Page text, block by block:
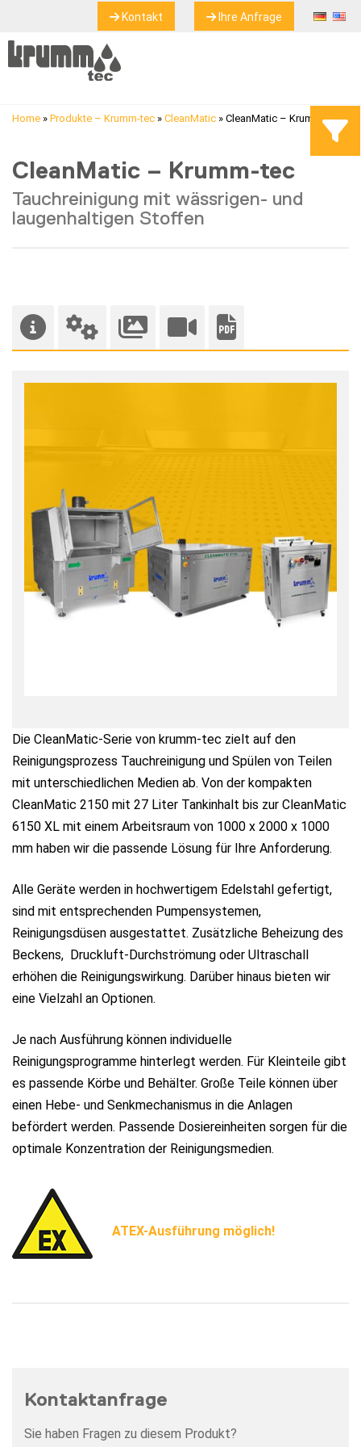
Kontakt Ihre Anfrage
Home » Produkte – Krumm-tec » CleanMatic » CleanMatic – Krumm-tec
CleanMatic – Krumm-tec
Tauchreinigung mit wässrigen- und
laugenhaltigen Stoffen
Die CleanMatic-Serie von krumm-tec zielt auf den
Reinigungsprozess Tauchreinigung und Spülen von Teilen
mit unterschiedlichen Medien ab. Von der kompakten
CleanMatic 2150 mit 27 Liter Tankinhalt bis zur CleanMatic
6150 XL mit einem Arbeitsraum von 1000 x 2000 x 1000
mm haben wir die passende Lösung für Ihre Anforderung.
Alle Geräte werden in hochwertigem Edelstahl gefertigt,
sind mit entsprechenden Pumpensystemen,
Reinigungsdüsen ausgestattet. Zusätzliche Beheizung des
Beckens, Druckluft-Durchströmung oder Ultraschall
erhöhen die Reinigungswirkung. Darüber hinaus bieten wir
eine Vielzahl an Optionen.
Je nach Ausführung können individuelle
Reinigungsprogramme hinterlegt werden. Für Kleinteile gibt
es passende Körbe und Behälter. Große Teile können über
einen Hebe- und Senkmechanismus in die Anlagen
befördert werden. Passende Dosiereinheiten sorgen für die
optimale Konzentration der Reinigungsmedien.
ATEX-Ausführung möglich!
Kontaktanfrage
Sie haben Fragen zu diesem Produkt?